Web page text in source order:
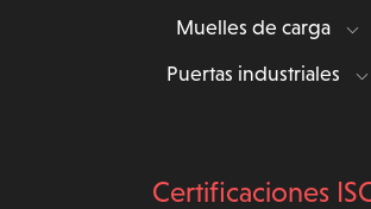
Muelles de carga
Puertas industriales
Certificaciones